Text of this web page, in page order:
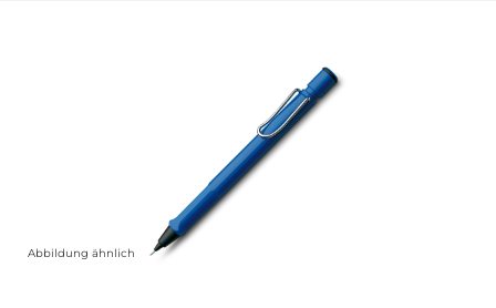
Abbildung ähnlich